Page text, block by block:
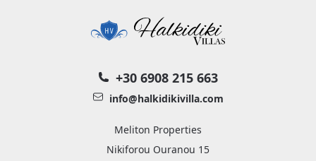
+30 6908 215 663
info@halkidikivilla.com
Meliton Properties
Nikiforou Ouranou 15